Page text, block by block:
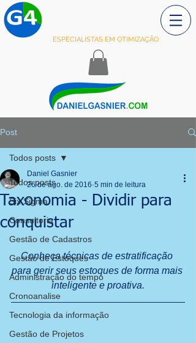
ESPECIALISTAS EM OTIMIZAÇÃO
Post
Todos posts
Six Sigma
Consultoria
Gestão de Cadastros
Gestão de Estoques
Administração do tempo
Cronoanalise
Tecnologia da informação
Gestão de Projetos
Todos posts
Taxonomia - Dividir para
conquistar
Daniel Gasnier
26 de ago. de 2016 5 min de leitura
Conheça técnicas de estratificação
para gerir seus estoques de forma mais
inteligente e proativa.